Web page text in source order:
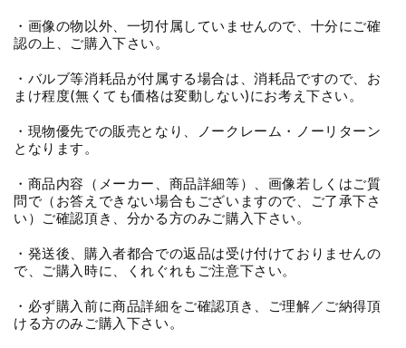
・画像の物以外、一切付属していませんので、十分にご確
認の上、ご購入下さい。
・バルブ等消耗品が付属する場合は、消耗品ですので、お
まけ程度(無くても価格は変動しない)にお考え下さい。
・現物優先での販売となり、ノークレーム・ノーリターン
となります。
・商品内容（メーカー、商品詳細等）、画像若しくはご質
問で（お答えできない場合もございますので、ご了承下さ
い）ご確認頂き、分かる方のみご購入下さい。
・発送後、購入者都合での返品は受け付けておりませんの
で、ご購入時に、くれぐれもご注意下さい。
・必ず購入前に商品詳細をご確認頂き、ご理解／ご納得頂
ける方のみご購入下さい。